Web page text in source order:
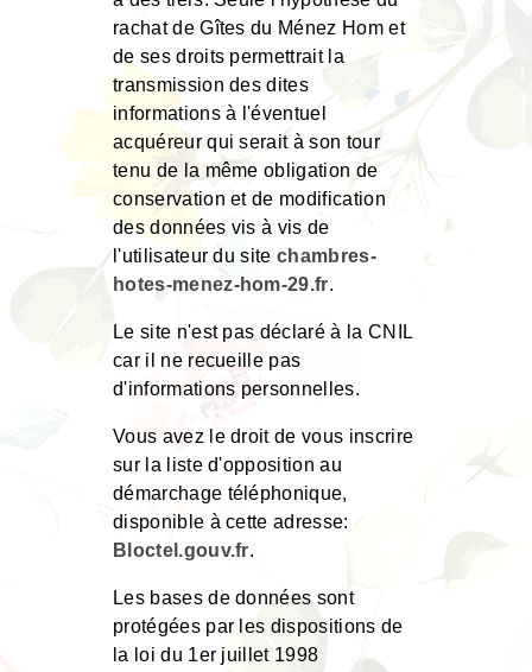
rachat de Gîtes du Ménez Hom et
de ses droits permettrait la
transmission des dites
informations à l'éventuel
acquéreur qui serait à son tour
tenu de la même obligation de
conservation et de modification
des données vis à vis de
l'utilisateur du sitechambres-
hotes-menez-hom-29.fr.
Le site n'est pas déclaré à la CNIL
car il ne recueille pas
d'informations personnelles.
Vous avez le droit de vous inscrire
sur la liste d'opposition au
démarchage téléphonique,
disponible à cette adresse:
Bloctel.gouv.fr.
Les bases de données sont
protégées par les dispositions de
la loi du 1er juillet 1998